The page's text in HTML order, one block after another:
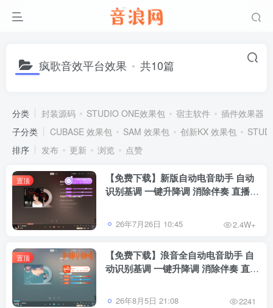
疯歌音效平台效果 共10篇
分类 封装源码 STUDIO ONE效果包 宿主软件
插件效果器
子分类
CUBASE 效果包 SAM 效果包 创新KX 效果包
排序
发布 更新 浏览 点赞
置顶
【免费下载】新版自动电音助手 自动
识别基调 一键升降调 消除伴奏 直播唱
26年7月26日 10:45 2.4W+
置顶
【免费下载】浪音全自动电音助手 自
动识别基调 一键升降调 消除伴奏 直播
26年8月5日 21:08 2241